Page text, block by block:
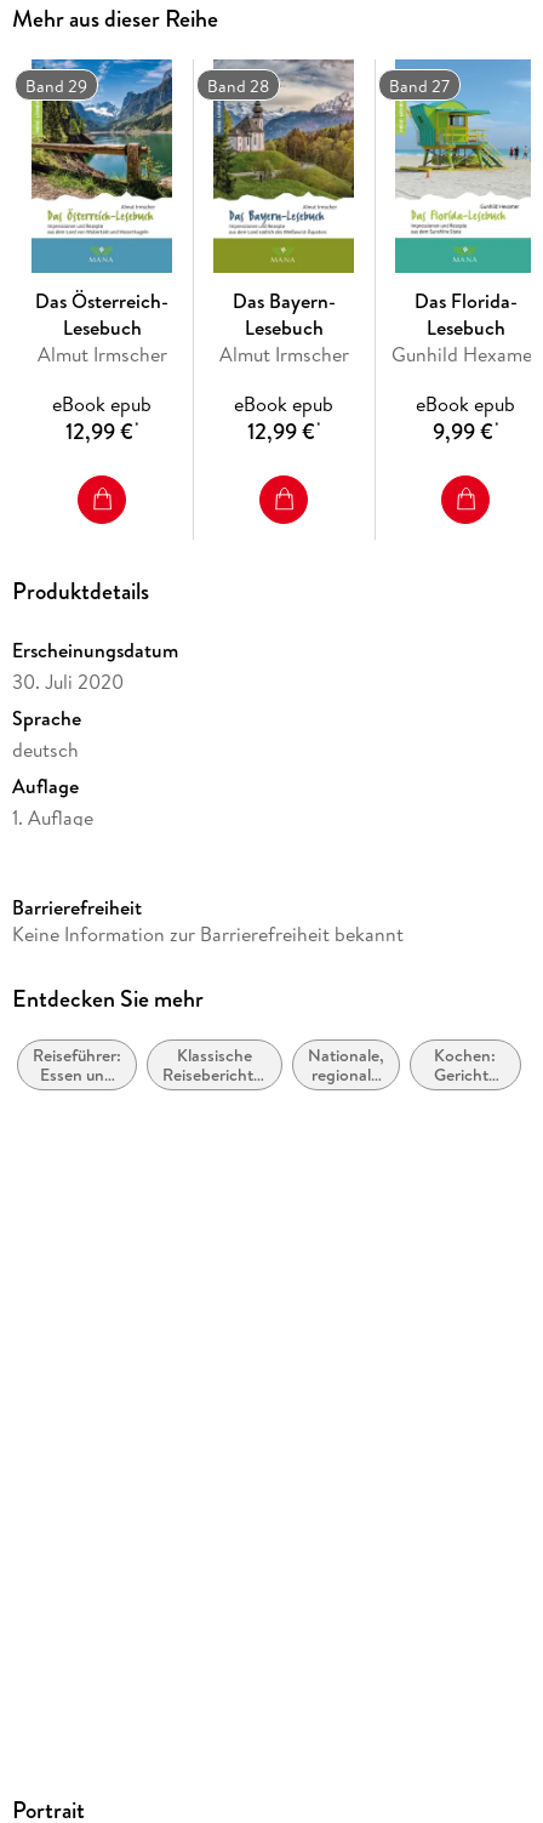
Humanisten und großen Denker. Seit Jahrtausenden haben
Menschen diese märchenhafte Kulturlandschaft geformt, sie
ist ein einziges Gesamtkunstwerk aus Licht, Farben,
Schönheit und Genuss. Dieses Buch führt Sie auf eine
unterhaltsame Entdeckungsreise durch die Toskana. Seine
einzelnen Kapitel sind fein abgeschmeckt mit typischen und
klassischen Rezepten aus der toskanischen Küche.
Mehr aus dieser Reihe
Band 29
Das Österreich-
Lesebuch
Almut Irmscher
eBook epub
12,99 €*
Band 28
Das Bayern-
Lesebuch
Almut Irmscher
eBook epub
12,99 €*
Band 27
Das Florida-
Lesebuch
Gunhild Hexamer
eBook epub
9,99 €*
Produktdetails
Erscheinungsdatum
30. Juli 2020
Sprache
deutsch
Auflage
1. Auflage
Seitenanzahl
Dateigröße
Reihe
Reise-Lesebuch, 12
Barrierefreiheit
Keine Information zur Barrierefreiheit bekannt
Entdecken Sie mehr
Reiseführer:
Essen und
Trinken
Klassische
Reiseberichte,
Reiseliteratur
Nationale,
regionale
und
Kochen:
Gerichte
und Menüs
Portrait